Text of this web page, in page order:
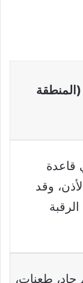
قاعدة
وقد
حاد، طعنات،